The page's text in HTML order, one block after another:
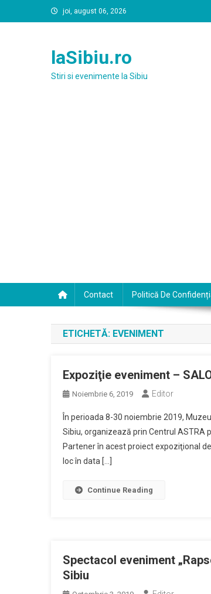
to
joi, august 06, 2026
laSibiu.ro
Stiri si evenimente la Sibiu
Contact Politică De
ETICHETĂ: EVENIMENT
Expoziţie eveniment –
Noiembrie 6, 2019 Editor
În perioada 8-30 noiembrie 2019,
Sibiu, organizează prin Centrul ASTRA
Partener în acest proiect expoziţional
loc în data […]
Continue Reading
Spectacol eveniment
Sibiu